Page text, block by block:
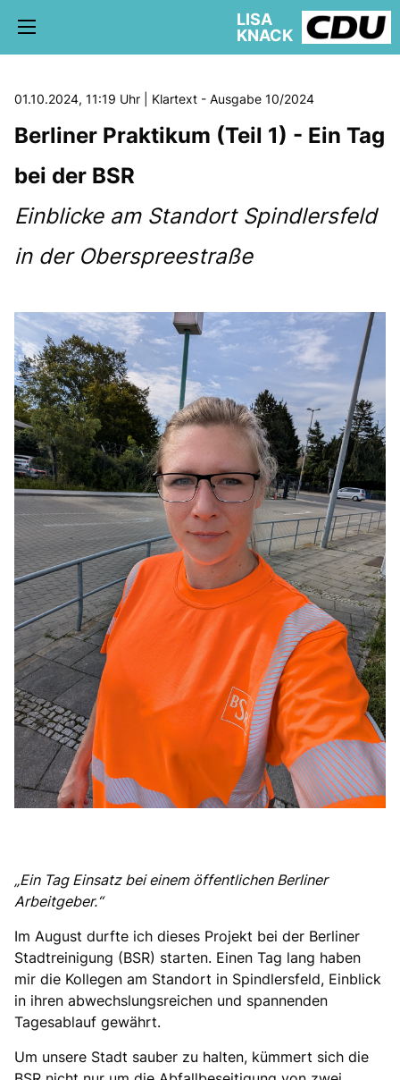
5. WAHLKREIS TREPTOW-KÖPENICK
BÜRGERBÜRO
schriftliche Anfragen
AUSSCHÜSSE
LISA
KNACK
01.10.2024, 11:19 Uhr | Klartext - Ausgabe 10/2024
Berliner Praktikum (Teil 1) - Ein Tag
bei der BSR
Einblicke am Standort Spindlersfeld
in der Oberspreestraße
Ein Tag Einsatz bei einem öffentlichen Berliner
Arbeitgeber.“
Im August durfte ich dieses Projekt bei der Berliner
Stadtreinigung (BSR) starten. Einen Tag lang haben
mir die Kollegen am Standort in Spindlersfeld, Einblick
in ihren abwechslungsreichen und spannenden
Tagesablauf gewährt.
Um unsere Stadt sauber zu halten, kümmert sich die